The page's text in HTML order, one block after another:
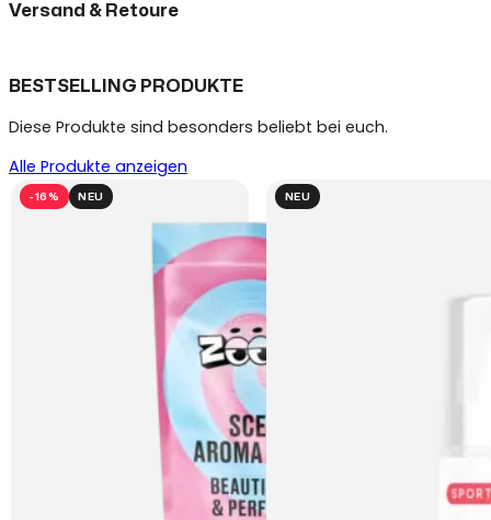
Versand & Retoure
BESTSELLING PRODUKTE
Diese Produkte sind besonders beliebt bei euch.
Alle Produkte anzeigen
-16% NEU NEU